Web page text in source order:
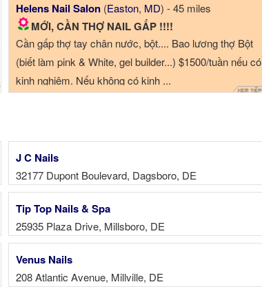
Helens Nail Salon (Easton, MD) - 45 miles
MỚI, CẦN THỢ NAIL GẤP !!!!
Cần gấp thợ tay chân nước, bột.... Bao lương thợ Bột
(biết làm pink & White, gel builder...) $1500/tuần nếu có
kinh nghiệm. Nếu không có kinh ...
J C Nails
32177 Dupont Boulevard, Dagsboro, DE
Tip Top Nails & Spa
25935 Plaza Drive, Millsboro, DE
Venus Nails
208 Atlantic Avenue, Millville, DE